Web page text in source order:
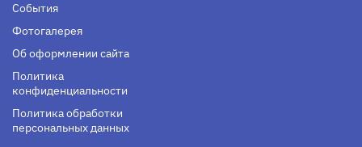
События
Фотогалерея
Об оформлении сайта
Политика
конфиденциальности
Политика обработки
персональных данных